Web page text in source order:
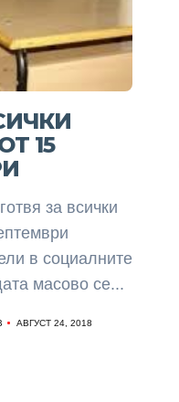
15
за всички
в социалните
масово се...
АВГУСТ 24, 2018